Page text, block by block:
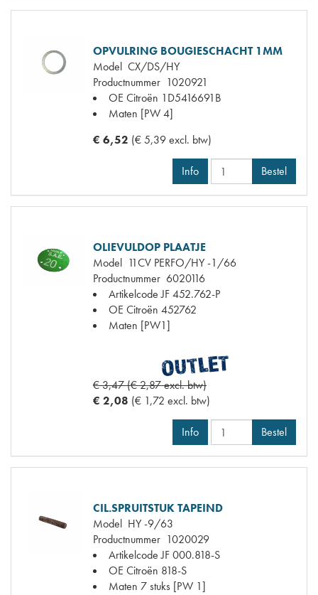
OPVULRING BOUGIESCHACHT 1MM
Model CX/DS/HY
Productnummer 1020921
OE Citroën 1D5416691B
Maten [PW 4]
€ 6,52 (€ 5,39 excl. btw)
Info Bestel
OLIEVULDOP PLAATJE
Model 11CV PERFO/HY -1/66
Productnummer 6020116
Artikelcode JF452.762-P
OE Citroën 452762
Maten [PW1]
€ 3,47 (€ 2,87 excl. btw)
€ 2,08 (€ 1,72 excl. btw)
Info Bestel
CIL.SPRUITSTUK TAPEIND
Model HY -9/63
Productnummer 1020029
Artikelcode JF000.818-S
OE Citroën 818-S
Maten 7 stuks [PW 1]